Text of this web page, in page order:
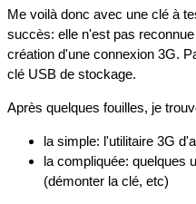
Me voilà donc avec une clé à
succès: elle n'est pas
création d'une connexion 3G.
clé USB de stockage.
Après quelques fouilles, je
la simple: l'utilitaire 3G
la compliquée: quelques
(démonter la clé, etc)